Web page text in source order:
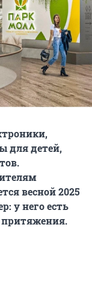
для детей,
весной 2025
у него есть